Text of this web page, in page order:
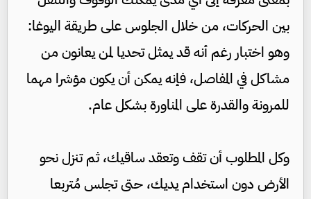
بين الحركات، من خلال الجلوس على طريقة اليوغا:
وهو اختبار رغم أنه قد يمثل تحديا لمن يعانون من
مشاكل في المفاصل، فإنه يمكن أن يكون مؤشرا مهما
للمرونة والقدرة على المناورة بشكل عام.
وكل المطلوب أن تقف وتعقد ساقيك، ثم تنزل نحو
الأرض دون استخدام يديك، حتى تجلس مُتربعا